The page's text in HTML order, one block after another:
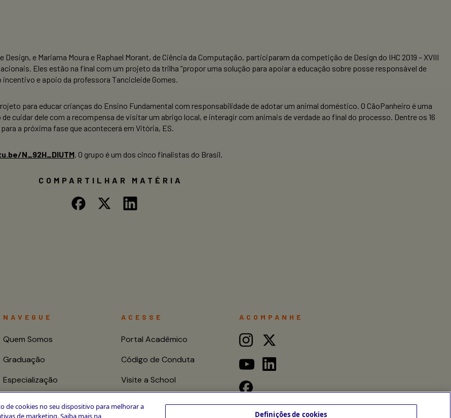
e Mariama Moura e Raphael Morant, de Ciência da Computação, participaram da competição de Design do IHC 2019 – XVIII
Eles estão na final com um projeto da trilha “propor uma solução para apoiar a educação sobre posse responsável de
e apoio da professora Tancicleide Gomes.
para educar crianças do Ensino Fundamental com responsabilidade de adotar um animal doméstico. O CãoPanheiro é uma
cuidar dele com a recompensa de visitar um abrigo local, e interagir com animais de verdade ao final do processo. Dentre os 16
a próxima fase que acontecerá em Vitória, ES.
N_92H_DlUTM. O grupo é um dos cinco finalistas do Brasil.
COMPARTILHAR MATÉRIA
NAVEGUE
Quem Somos
Graduação
Especialização
ACESSE
Portal Acadêmico
Código de Conduta
Visite a School
ACOMPANHE
de cookies no seu dispositivo para melhorar a
de marketing. Saiba mais na
Definições de cookies